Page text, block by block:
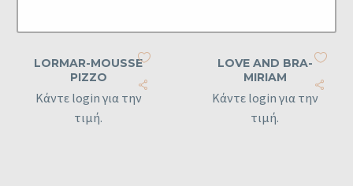
LORMAR-MOUSSE
PIZZO
Κάντε login για την
τιμή.
LOVE AND BRA-
MIRIAM
Κάντε login για την
τιμή.